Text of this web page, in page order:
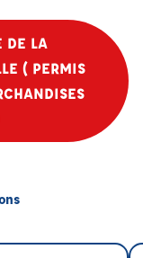
DE LA
( PERMIS